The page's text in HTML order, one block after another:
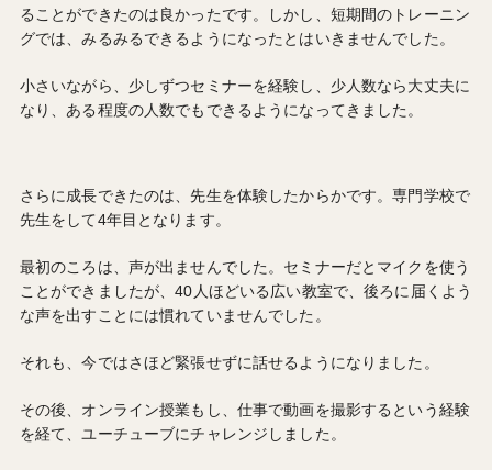
ることができたのは良かったです。しかし、短期間のトレーニン
グでは、みるみるできるようになったとはいきませんでした。
小さいながら、少しずつセミナーを経験し、少人数なら大丈夫に
なり、ある程度の人数でもできるようになってきました。
さらに成長できたのは、先生を体験したからかです。専門学校で
先生をして4年目となります。
最初のころは、声が出ませんでした。セミナーだとマイクを使う
ことができましたが、40人ほどいる広い教室で、後ろに届くよう
な声を出すことには慣れていませんでした。
それも、今ではさほど緊張せずに話せるようになりました。
その後、オンライン授業もし、仕事で動画を撮影するという経験
を経て、ユーチューブにチャレンジしました。